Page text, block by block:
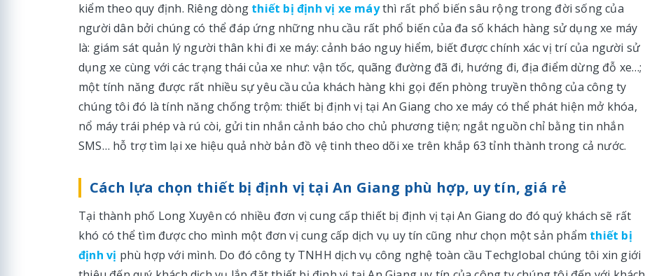
kiểm theo quy định. Riêng dòng thiết bị định vị xe máythì rất phổ biến sâu rộng trong đời sống của
người dân bởi chúng có thể đáp ứng những nhu cầu rất phổ biến của đa số khách hàng sử dụng xe máy
là: giám sát quản lý người thân khi đi xe máy: cảnh báo nguy hiểm, biết được chính xác vị trí của người sử
dụng xe cùng với các trạng thái của xe như: vận tốc, quãng đường đã đi, hướng đi, địa điểm dừng đỗ xe…;
một tính năng được rất nhiều sự yêu cầu của khách hàng khi gọi đến phòng truyền thông của công ty
chúng tôi đó là tính năng chống trộm: thiết bị định vị tại An Giang cho xe máy có thể phát hiện mở khóa,
nổ máy trái phép và rú còi, gửi tin nhắn cảnh báo cho chủ phương tiện; ngắt nguồn chỉ bằng tin nhắn
SMS… hỗ trợ tìm lại xe hiệu quả nhờ bản đồ vệ tinh theo dõi xe trên khắp 63 tỉnh thành trong cả nước.
Cách lựa chọn thiết bị định vị tại An Giang phù hợp, uy tín, giá rẻ
Tại thành phố Long Xuyên có nhiều đơn vị cung cấp thiết bị định vị tại An Giang do đó quý khách sẽ rất
khó có thể tìm được cho mình một đơn vị cung cấp dịch vụ uy tín cũng như chọn một sản phẩm thiết bị
định vị phù hợp với mình. Do đó công ty TNHH dịch vụ công nghệ toàn cầu Techglobal chúng tôi xin giới